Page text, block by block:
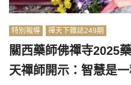
特別報導 禪天下雜誌249期
關西藥師佛禪寺2025
天禪師開示：智慧是